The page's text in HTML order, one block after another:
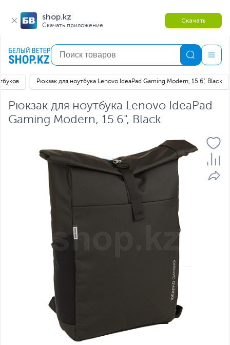
shop.kz
Скачать приложение
Скачать
Рюкзак для ноутбука Lenovo IdeaPad Gaming Modern, 15.6", Black
Рюкзак для ноутбука Lenovo IdeaPad
Gaming Modern, 15.6", Black